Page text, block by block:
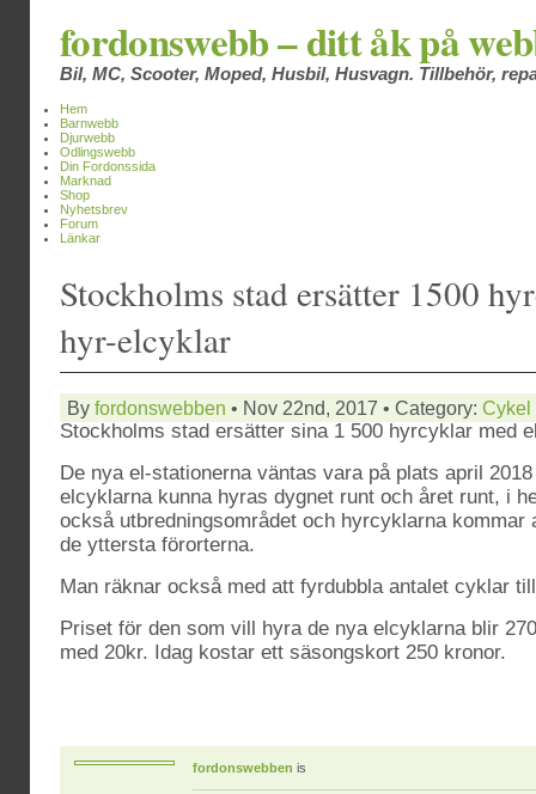
fordonswebb – ditt åk på
Bil, MC, Scooter, Moped, Husbil, Husvagn. Tillbehör,
Hem
Barnwebb
Djurwebb
Odlingswebb
Din Fordonssida
Marknad
Shop
Nyhetsbrev
Forum
Länkar
Stockholms stad ersätter 1500
hyr-elcyklar
By fordonswebben • Nov 22nd, 2017 • Category: Cykel
Stockholms stad ersätter sina 1 500 hyrcyklar med
De nya el-stationerna väntas vara på plats april
elcyklarna kunna hyras dygnet runt och året runt, i
också utbredningsområdet och hyrcyklarna
de yttersta förorterna.
Man räknar också med att fyrdubbla antalet cyklar
Priset för den som vill hyra de nya elcyklarna blir
med 20kr. Idag kostar ett säsongskort 250 kronor.
fordonswebben is